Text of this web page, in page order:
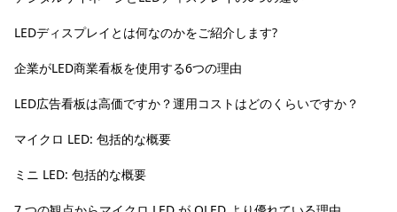
LEDディスプレイとは何なのかをご紹介します?
企業がLED商業看板を使用する6つの理由
LED広告看板は高価ですか？運用コストはどのくらいですか？
マイクロ LED: 包括的な概要
ミニ LED: 包括的な概要